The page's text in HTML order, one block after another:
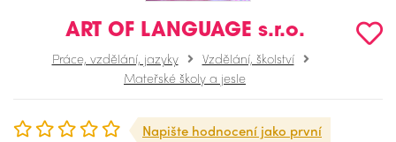
ART OF LANGUAGE s.r.o.
Práce, vzdělání, jazyky
Vzdělání, školství
Mateřské školy a jesle
Napište hodnocení jako první